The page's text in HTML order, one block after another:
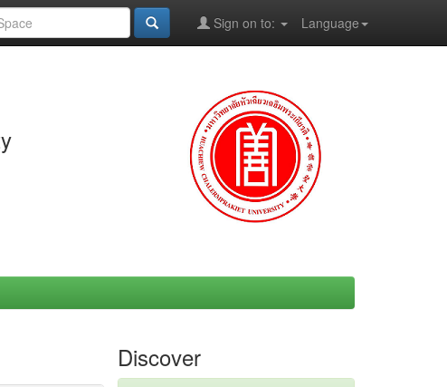
Language
Sign on to:
Discover